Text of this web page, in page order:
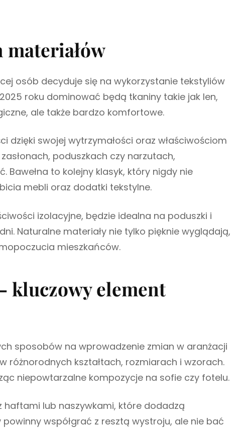
osób decyduje się na wykorzystanie tekstyliów
roku dominować będą tkaniny takie jak len,
ale także bardzo komfortowe.
dzięki swojej wytrzymałości oraz właściwościom
poduszkach czy narzutach,
Bawełna to kolejny klasyk, który nigdy nie
mebli oraz dodatki tekstylne.
izolacyjne, będzie idealna na poduszki i
Naturalne materiały nie tylko pięknie wyglądają,
mieszkańców.
kluczowy element
sposobów na wprowadzenie zmian w aranżacji
różnorodnych kształtach, rozmiarach i wzorach.
niepowtarzalne kompozycje na sofie czy fotelu.
lub naszywkami, które dodadzą
współgrać z resztą wystroju, ale nie bać